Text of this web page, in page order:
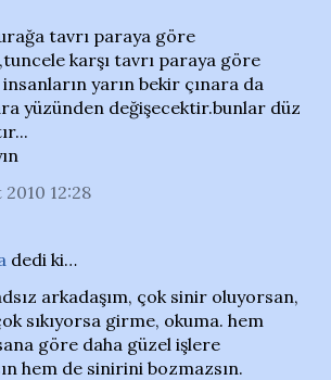
tavrı paraya göre
karşı tavrı paraya göre
yarın bekir çınara da
yüzünden değişecektir.bunlar düz
12:28
dedi ki…
arkadaşım, çok sinir oluyorsan,
sıkıyorsa girme, okuma. hem
göre daha güzel işlere
hem de sinirini bozmazsın.